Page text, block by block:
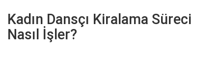
Kadın Dansçı Kiralama Süreci
Nasıl İşler?